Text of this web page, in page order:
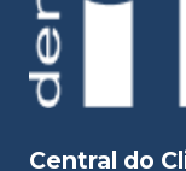
Central do